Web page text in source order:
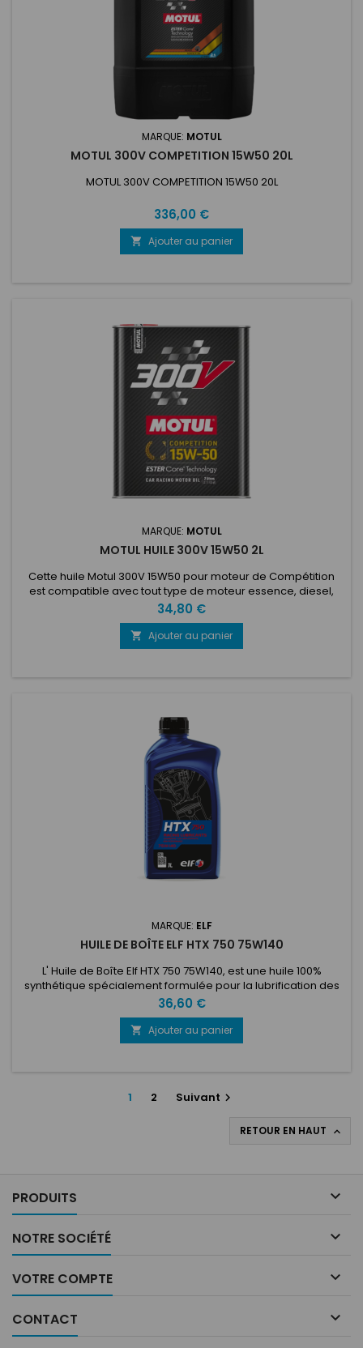
MARQUE: MOTUL
MOTUL 300V COMPETITION 15W50 20L
MOTUL 300V COMPETITION 15W50 20L
Prix
336,00 €
 Ajouter au panier
MARQUE: MOTUL
MOTUL HUILE 300V 15W50 2L
Cette huile Motul 300V 15W50 pour moteur de Compétition
est compatible avec tout type de moteur essence, diesel,
atmosphérique, compressé avec injection directe ou non.
Ce lubrifiant haute performance sur base ester est
particulièrement recommandé en endurance, pour les
rallyes, en GT et pour les moteurs de course 'historique'
Prix
34,80 €
 Ajouter au panier
MARQUE: ELF
HUILE DE BOÎTE ELF HTX 750 75W140
L' Huile de Boîte Elf HTX 750 75W140, est une huile 100%
synthétique spécialement formulée pour la lubrification des
véhicules de compétition.
Prix
36,60 €
 Ajouter au panier
1 2 Suivant 
RETOUR EN HAUT 
PRODUITS 
NOTRE SOCIÉTÉ 
VOTRE COMPTE 
CONTACT 